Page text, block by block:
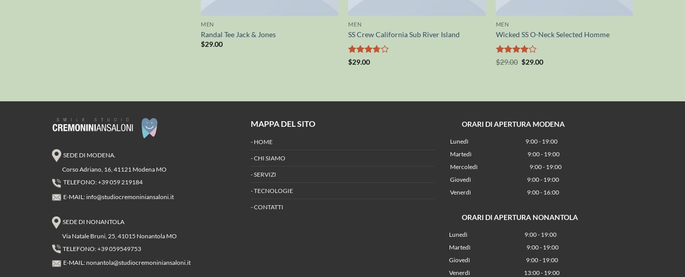
MEN
Randal Tee Jack & Jones
$29.00
MEN
SS Crew California Sub River Island
Valutato
$29.00
MEN
Wicked SS O-Neck Selected Homme
Valutato
$29.00 Il
$29.00Il
SEDE DI MODENA.
Corso Adriano, 16, 41121 Modena MO
TELEFONO: +39 059 219184
E-MAIL: info@studiocremoniniansaloni.it
SEDE DI NONANTOLA
Via Natale Bruni, 25, 41015 Nonantola MO
TELEFONO: +39 059549753
E-MAIL:nonantola@studiocremoniniansaloni.it
MAPPA DEL SITO
- HOME
-CHI SIAMO
-SERVIZI
-TECNOLOGIE
-CONTATTI
ORARI DI APERTURA MODENA
Lunedì 9:00 - 19:00
Martedì 9:00 - 19:00
Mercoledì 9:00 - 19:00
Giovedì 9:00 - 19:00
Venerdì 9:00 - 16:00
ORARI DI APERTURA NONANTOLA
Lunedì 9:00 - 19:00
Martedì 9:00 - 19:00
Giovedì 9:00 - 19:00
Venerdì 13:00 - 19:00